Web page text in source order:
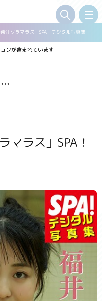
汗グラマラス」SPA！デジタル写真集
ンが含まれています
マラス」SPA！